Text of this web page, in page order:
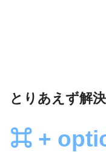
とりあえず解
⌘ +